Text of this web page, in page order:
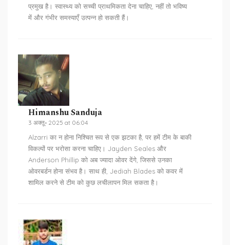
प्रमुख है। स्वास्थ्य को सच्ची प्राथमिकता देना चाहिए, नहीं तो भविष्य
में और गंभीर समस्याएँ उत्पन्न हो सकती हैं।
Himanshu Sanduja
3 अक्तू॰ 2025 at 06:04
Alzarri का न होना निश्चित रूप से एक झटका है, पर हमें टीम के बाकी
विकल्पों पर भरोसा करना चाहिए। Jayden Seales और
Anderson Phillip को अब ज्यादा ओवर देंगे, जिससे उनका
ओवरबर्डन होना संभव है। साथ ही, Jediah Blades को कवर में
शामिल करने से टीम को कुछ लचीलापन मिल सकता है।